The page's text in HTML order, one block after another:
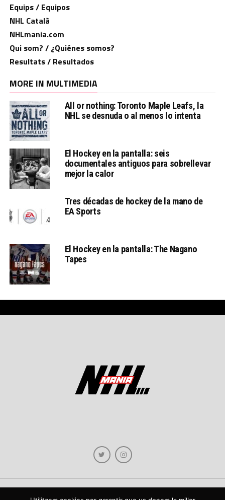
Equips / Equipos
NHL Català
NHLmania.com
Qui som? / ¿Quiénes somos?
Resultats / Resultados
MORE IN MULTIMEDIA
All or nothing: Toronto Maple Leafs, la
NHL se desnuda o al menos lo intenta
El Hockey en la pantalla: seis
documentales antiguos para sobrellevar
mejor la calor
Tres décadas de hockey de la mano de
EA Sports
El Hockey en la pantalla: The Nagano
Tapes